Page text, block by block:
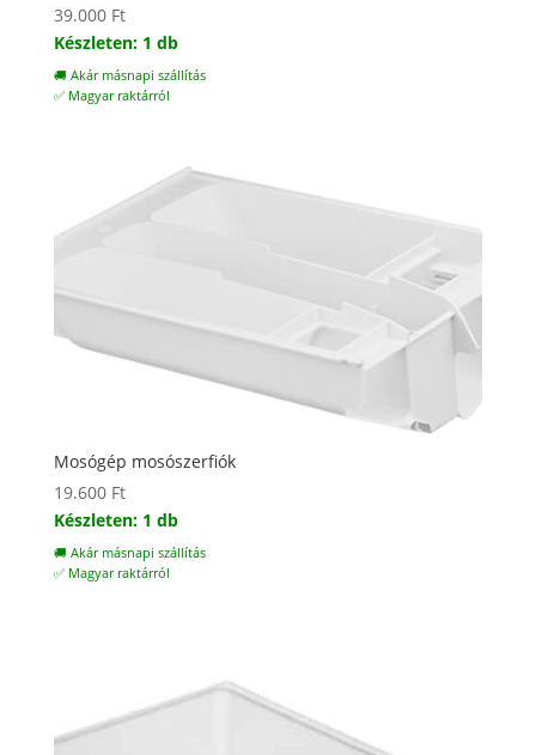
39.000 Ft
Készleten: 1 db
🚚 Akár másnapi szállítás
✅ Magyar raktárról
Mosógép mosószerfiók
19.600 Ft
Készleten: 1 db
🚚 Akár másnapi szállítás
✅ Magyar raktárról